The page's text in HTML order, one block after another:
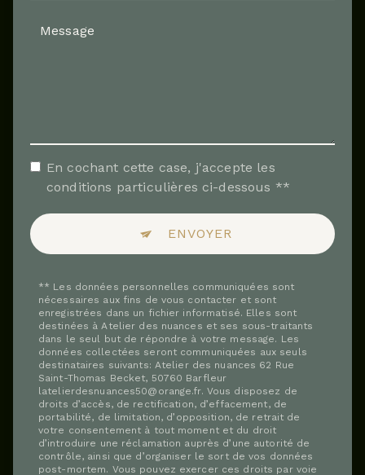
En cochant cette case, j'accepte les
conditions particulières ci-dessous **
ENVOYER
** Les données personnelles communiquées sont
nécessaires aux fins de vous contacter et sont
enregistrées dans un fichier informatisé. Elles sont
destinées à Atelier des nuances et ses sous-traitants
dans le seul but de répondre à votre message. Les
données collectées seront communiquées aux seuls
destinataires suivants: Atelier des nuances 62 Rue
Saint-Thomas Becket, 50760 Barfleur
latelierdesnuances50@orange.fr. Vous disposez de
droits d’accès, de rectification, d’effacement, de
portabilité, de limitation, d’opposition, de retrait de
votre consentement à tout moment et du droit
d’introduire une réclamation auprès d’une autorité de
contrôle, ainsi que d’organiser le sort de vos données
post-mortem. Vous pouvez exercer ces droits par voie